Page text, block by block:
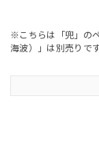
※こちらは「兜」の
海波）」は別売りです